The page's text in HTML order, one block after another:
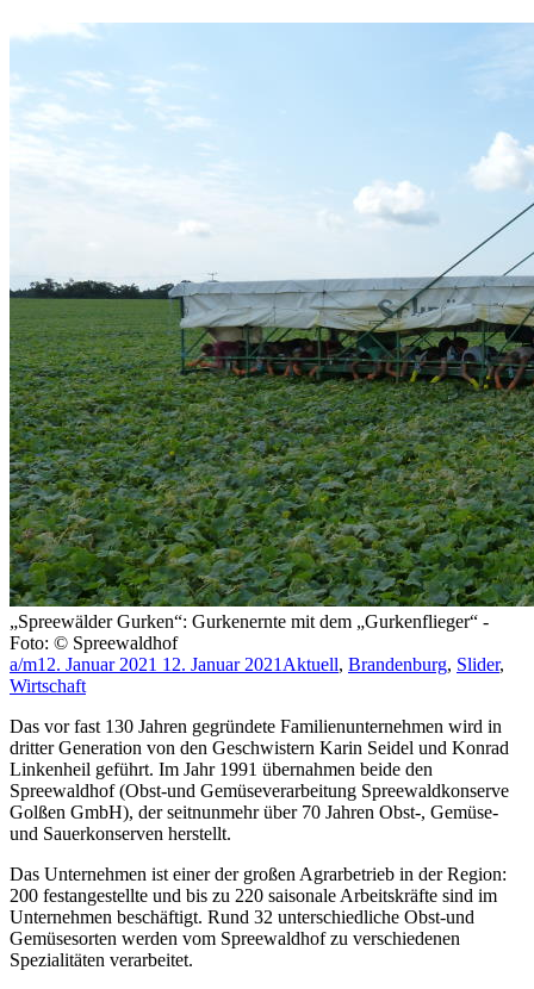
„Spreewälder Gurken“: Gurkenernte mit dem „Gurkenflieger“ -
Foto: © Spreewaldhof
a/m12. Januar 2021 12. Januar 2021 Aktuell, Brandenburg, Slider,
Wirtschaft
Das vor fast 130 Jahren gegründete Familienunternehmen wird in
dritter Generation von den Geschwistern Karin Seidel und Konrad
Linkenheil geführt. Im Jahr 1991 übernahmen beide den
Spreewaldhof (Obst-und Gemüseverarbeitung Spreewaldkonserve
Golßen GmbH), der seitnunmehr über 70 Jahren Obst-, Gemüse-
und Sauerkonserven herstellt.
Das Unternehmen ist einer der großen Agrarbetrieb in der Region:
200 festangestellte und bis zu 220 saisonale Arbeitskräfte sind im
Unternehmen beschäftigt. Rund 32 unterschiedliche Obst-und
Gemüsesorten werden vom Spreewaldhof zu verschiedenen
Spezialitäten verarbeitet.